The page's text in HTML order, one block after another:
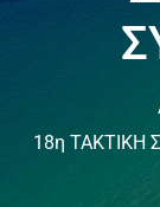
18η ΤΑΚΤΙΚΗ